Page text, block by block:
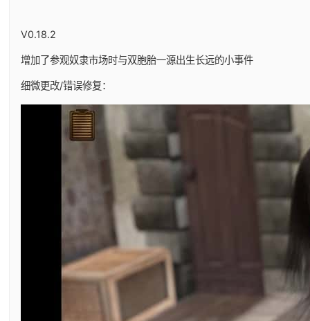
V0.18.2
增加了参观奴隶市场时与双胞胎一源出生长远的小事件
细微更改/错误修复：